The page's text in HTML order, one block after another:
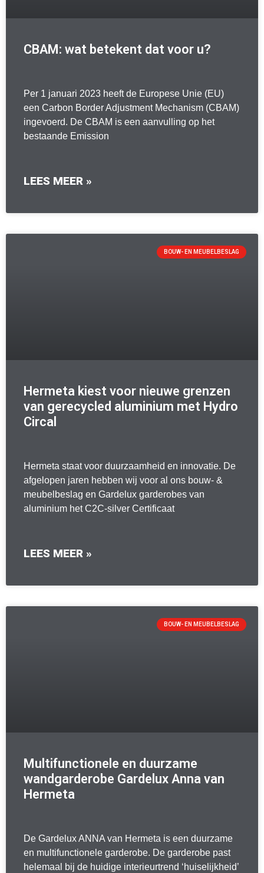
CBAM: wat betekent dat voor u?
Per 1 januari 2023 heeft de Europese Unie (EU)
een Carbon Border Adjustment Mechanism (CBAM)
ingevoerd. De CBAM is een aanvulling op het
bestaande Emission
LEES MEER »
BOUW- EN MEUBELBESLAG
Hermeta kiest voor nieuwe grenzen
van gerecycled aluminium met Hydro
Circal
Hermeta staat voor duurzaamheid en innovatie. De
afgelopen jaren hebben wij voor al ons bouw- &
meubelbeslag en Gardelux garderobes van
aluminium het C2C-silver Certificaat
LEES MEER »
BOUW- EN MEUBELBESLAG
Multifunctionele en duurzame
wandgarderobe Gardelux Anna van
Hermeta
De Gardelux ANNA van Hermeta is een duurzame
en multifunctionele garderobe. De garderobe past
helemaal bij de huidige interieurtrend ‘huiselijkheid’